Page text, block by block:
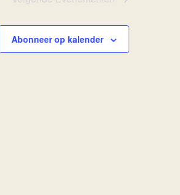
Abonneer op kalender